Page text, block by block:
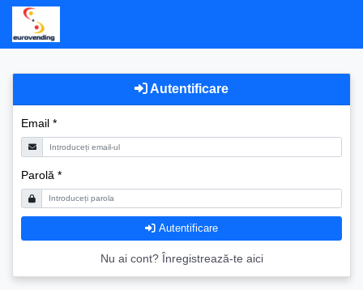
Autentificare
Email *
Parolă *
Autentificare
Nu ai cont? Înregistrează-te aici